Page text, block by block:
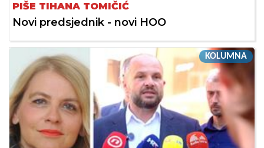
PIŠE TIHANA TOMIČIĆ
Novi predsjednik - novi HOO
KOLUMNA